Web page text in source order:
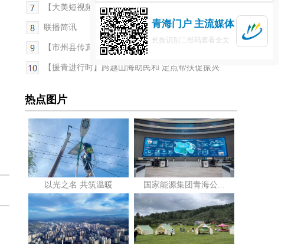
【大美短视频·这就是青海】循化：花海翻金浪 青山...
联播简讯
【市州县传真】湟中：提质改造排涝通道 筑牢乡村防...
【援青进行时】跨越山海助民和 定点帮扶促振兴
热点图片
以光之名 共筑温暖 国家能源集团青海公...
青海门户 主流媒体
长按识别二维码查看全文